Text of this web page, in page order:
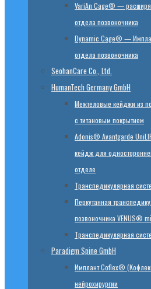
VariAn Cage® —
отдела позвоночника
Dynamic Cage® —
отдела позвоночника
SeohanCare Co., Ltd.
HumanTech Germany GmbH
Mежтеловые кейджи из
с титановым покрытием
Adonis® Avantgarde
кейдж для
отделе
Транспедикулярная
Перкутанная
позвоночника VENUS®
Транспедикулярная
Paradigm Spine GmbH
Имплант Coflex®
нейрохирургии